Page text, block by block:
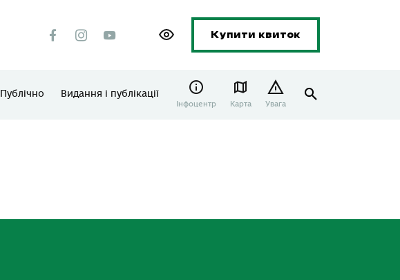
Купити квиток
Публічно Видання і публікації
Інфоцентр Карта Увага